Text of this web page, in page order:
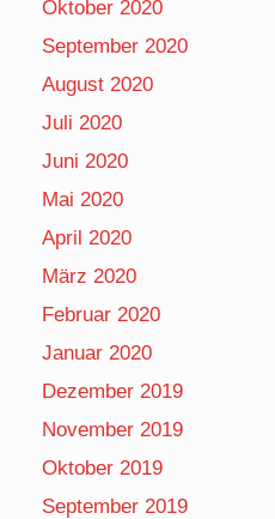
Oktober 2020
September 2020
August 2020
Juli 2020
Juni 2020
Mai 2020
April 2020
März 2020
Februar 2020
Januar 2020
Dezember 2019
November 2019
Oktober 2019
September 2019